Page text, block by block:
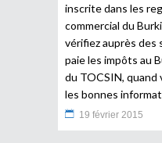
inscrite dans les
commercial du
vérifiez auprès des
paie les impôts au
du TOCSIN, quand
les bonnes
19 février 2015